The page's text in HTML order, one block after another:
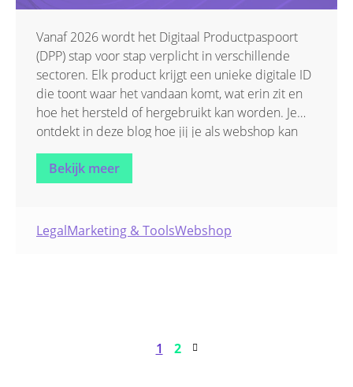
Vanaf 2026 wordt het Digitaal Productpaspoort
(DPP) stap voor stap verplicht in verschillende
sectoren. Elk product krijgt een unieke digitale ID
die toont waar het vandaan komt, wat erin zit en
hoe het hersteld of hergebruikt kan worden. Je
ontdekt in deze blog hoe jij je als webshop kan
voorbereiden op deze evolutie richting een
circulaire economie.
Bekijk meer
LegalMarketing & ToolsWebshop
1 2